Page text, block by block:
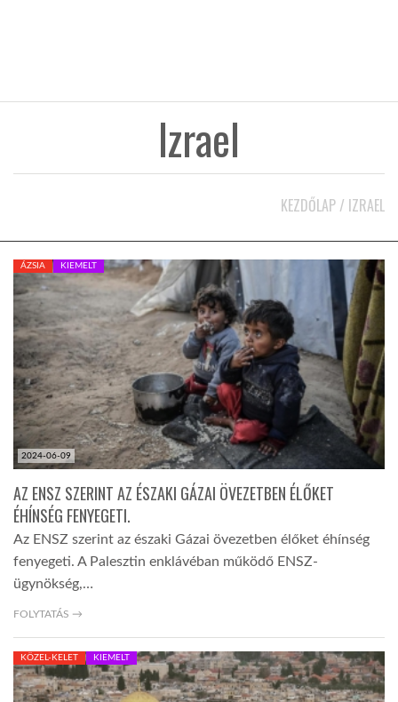
HÍR3D
TROPICALMAGAZIN
GLOBOTV
AFRIKA TUDÁSTÁR
A NAP SZÉPE
LINKTR.EE
GLOBOZSARU
DOBRAVERO.HU
LATIMO.HU
Izrael
KEZDŐLAP / IZRAEL
2024-06-09
ÁZSIA KIEMELT
AZ ENSZ SZERINT AZ ÉSZAKI GÁZAI ÖVEZETBEN ÉLŐKET
ÉHÍNSÉG FENYEGETI.
Az ENSZ szerint az északi Gázai övezetben élőket éhínség
fenyegeti. A Palesztin enklávéban működő ENSZ-
ügynökség,…
FOLYTATÁS →
KÖZEL-KELET KIEMELT